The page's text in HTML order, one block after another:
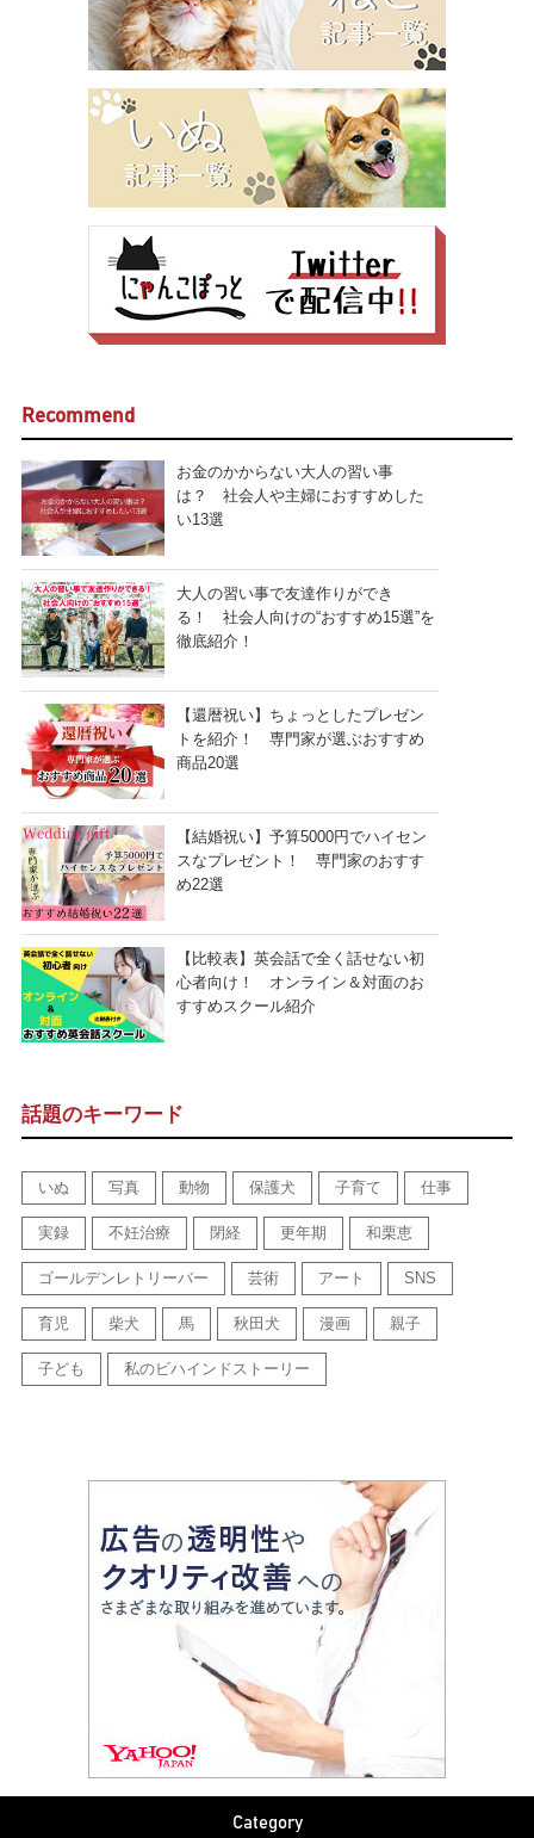
Recommend
お金のかからない大人の習い事
は？ 社会人や主婦におすすめした
い13選
大人の習い事で友達作りができ
る！ 社会人向けの“おすすめ15選”を
徹底紹介！
【還暦祝い】ちょっとしたプレゼン
トを紹介！ 専門家が選ぶおすすめ
商品20選
【結婚祝い】予算5000円でハイセン
スなプレゼント！ 専門家のおすす
め22選
【比較表】英会話で全く話せない初
心者向け！ オンライン＆対面のお
すすめスクール紹介
話題のキーワード
いぬ 写真 動物 保護犬 子育て 仕事
実録 不妊治療 閉経 更年期 和栗恵
ゴールデンレトリーバー 芸術 アート SNS
育児 柴犬 馬 秋田犬 漫画 親子
子ども 私のビハインドストーリー
Category